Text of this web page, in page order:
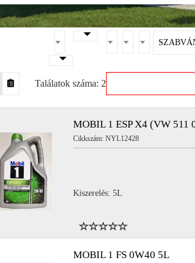
Találatok száma: 2
MOBIL 1 ESP X4 (VW 511
Cikkszám: NYL12428
Kiszerelés: 5L
MOBIL 1 FS 0W40 5L